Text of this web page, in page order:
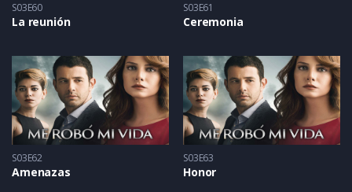
S03E60
La reunión
S03E61
Ceremonia
S03E62
Amenazas
S03E63
Honor